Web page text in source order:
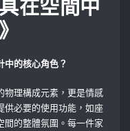
在空間中
中的核心角色？
物理構成元素，更是情感
供必要的使用功能，如座
間的整體氛圍。每一件家